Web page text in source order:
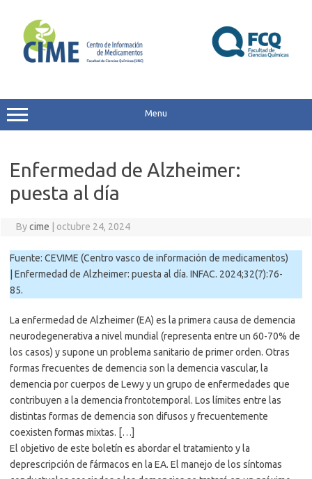
content
Menu
Enfermedad de Alzheimer:
puesta al día
Bycime octubre 24, 2024
Fuente: CEVIME (Centro vasco de información de medicamentos)
| Enfermedad de Alzheimer: puesta al día. INFAC. 2024;32(7):76-
85.
La enfermedad de Alzheimer (EA) es la primera causa de demencia
neurodegenerativa a nivel mundial (representa entre un 60-70% de
los casos) y supone un problema sanitario de primer orden. Otras
formas frecuentes de demencia son la demencia vascular, la
demencia por cuerpos de Lewy y un grupo de enfermedades que
contribuyen a la demencia frontotemporal. Los límites entre las
distintas formas de demencia son difusos y frecuentemente
coexisten formas mixtas. […]
El objetivo de este boletín es abordar el tratamiento y la
deprescripción de fármacos en la EA. El manejo de los síntomas